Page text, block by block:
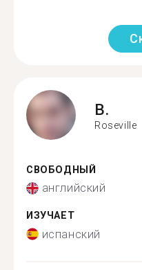
B.
Roseville
СВОБОДНЫЙ
английский
ИЗУЧАЕТ
испанский